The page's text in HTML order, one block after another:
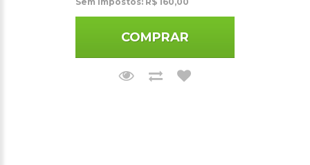
COMPRAR